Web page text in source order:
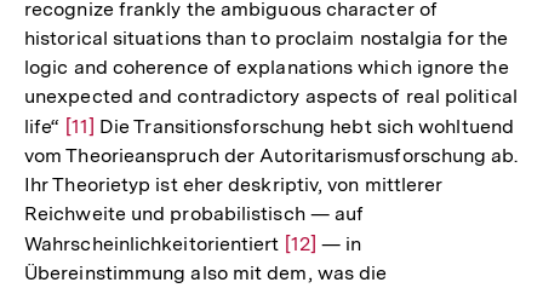
recognize frankly the ambiguous character of
historical situations than to proclaim nostalgia for the
logic and coherence of explanations which ignore the
unexpected and contradictory aspects of real political
life“ Zur
Auflösung
der
Fußnote
[11] Die Transitionsforschung hebt sich wohltuend
vom Theorieanspruch der Autoritarismusforschung ab.
Ihr Theorietyp ist eher deskriptiv, von mittlerer
Reichweite und probabilistisch — auf
Wahrscheinlichkeitorientiert Zur
Auflösung
[12] — in
Übereinstimmung also mit dem, was die